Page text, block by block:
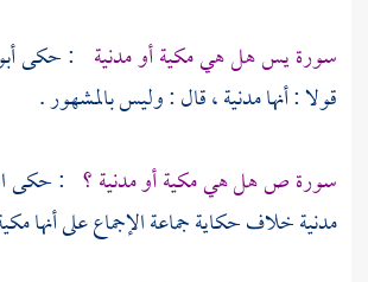
سورة يس هل هي مكية أو مدنية : حكى
قولا : أنها مدنية ، قال : وليس بالمشهور .
سورة ص هل هي مكية أو مدنية ؟ : حكى
مدنية خلاف حكاية جماعة الإجماع على أنها